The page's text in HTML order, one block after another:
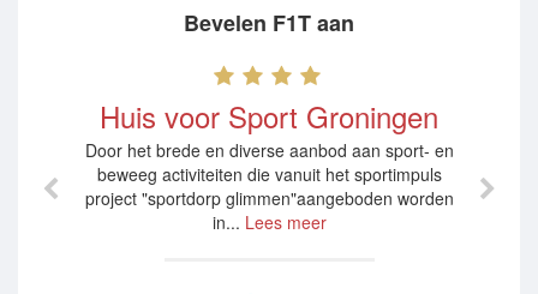
Bevelen F1T aan
Huis voor Sport Groningen
Door het brede en diverse aanbod aan sport- en
beweeg activiteiten die vanuit het sportimpuls
project "sportdorp glimmen"aangeboden worden
in... Lees meer